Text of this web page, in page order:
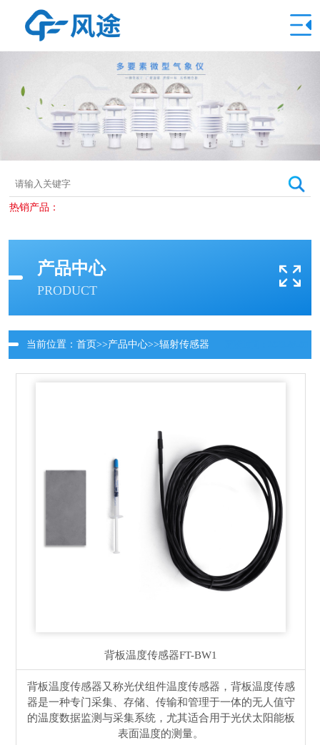
热销产品：
产品中心
PRODUCT
当前位置： 首页>>产品中心>>辐射传感器
背板温度传感器FT-BW1
背板温度传感器又称光伏组件温度传感器，背板温度传感
器是一种专门采集、存储、传输和管理于一体的无人值守
的温度数据监测与采集系统，尤其适合用于光伏太阳能板
表面温度的测量。